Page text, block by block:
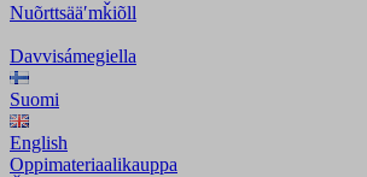
Nuõrttsääʹmǩiõll
Davvisámegiella
Suomi
English
Oppimateriaalikauppa